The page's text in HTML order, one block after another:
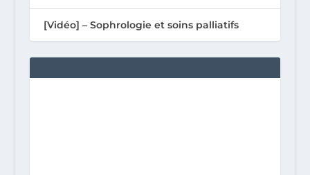
[Vidéo] – Sophrologie et soins palliatifs